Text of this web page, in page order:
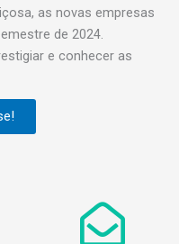
as novas empresas
de 2024.
e conhecer as